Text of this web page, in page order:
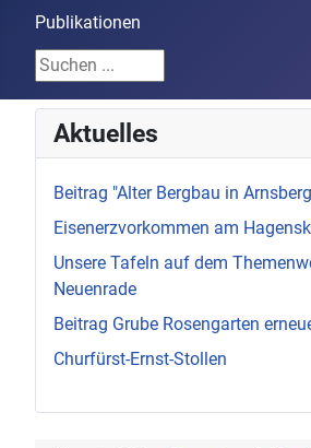
Publikationen
Suchen ...
Aktuelles
Beitrag "Alter Bergbau in
Eisenerzvorkommen am
Unsere Tafeln auf dem
Neuenrade
Beitrag Grube Rosengarten
Churfürst-Ernst-Stollen